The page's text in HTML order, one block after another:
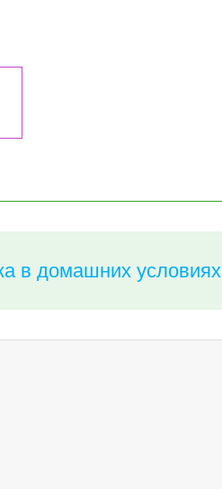
в домашних условиях